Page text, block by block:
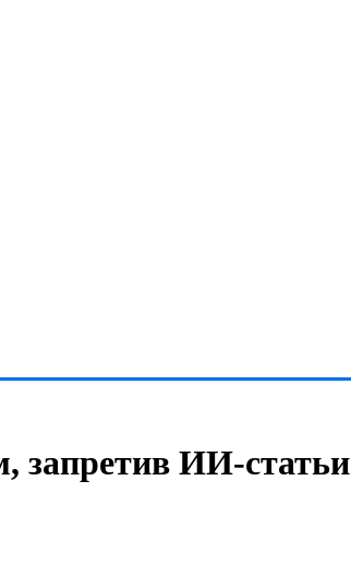
запретив ИИ-статьи